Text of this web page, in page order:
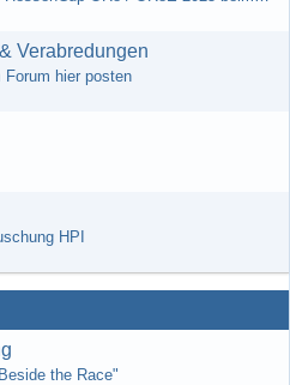
Verabredungen
Forum hier posten
HPI
the Race"